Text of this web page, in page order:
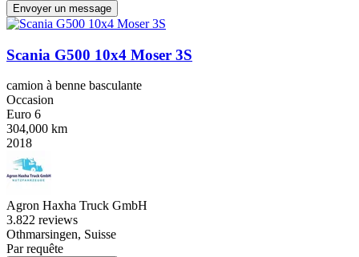
Envoyer un message
Scania G500 10x4 Moser 3S
camion à benne basculante
Occasion
Euro 6
304,000 km
2018
Agron Haxha Truck GmbH
3.822 reviews
Othmarsingen, Suisse
Par requête